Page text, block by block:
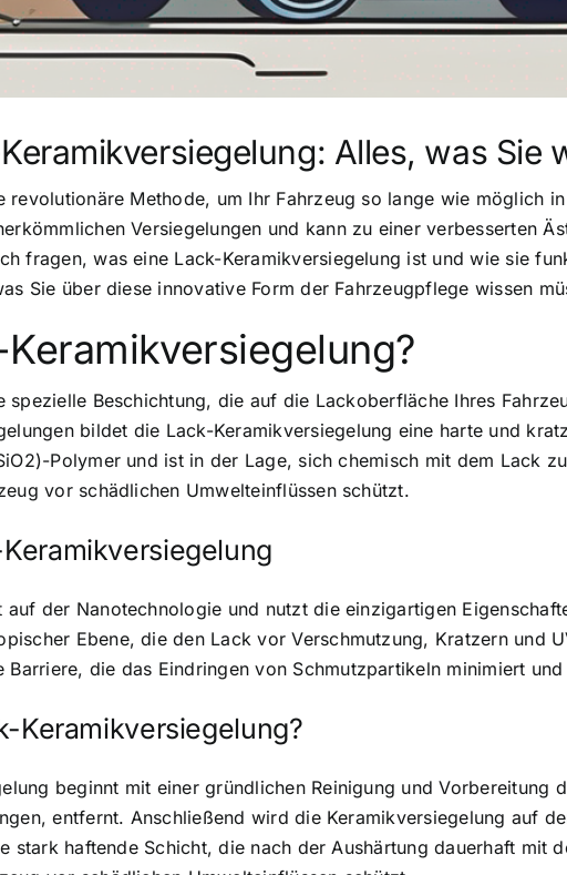
Alles, was Sie
revolutionäre Methode, um Ihr Fahrzeug so lange wie möglich
Versiegelungen und kann zu einer verbesserten
fragen, was eine Lack-Keramikversiegelung ist und wie sie
Sie über diese innovative Form der Fahrzeugpflege wissen
spezielle Beschichtung, die auf die Lackoberfläche Ihres
bildet die Lack-Keramikversiegelung eine harte und
Polymer und ist in der Lage, sich chemisch mit dem Lack
vor schädlichen Umwelteinflüssen schützt.
auf der Nanotechnologie und nutzt die einzigartigen
Ebene, die den Lack vor Verschmutzung, Kratzern und
die das Eindringen von Schmutzpartikeln minimiert
Keramikversiegelung?
beginnt mit einer gründlichen Reinigung und Vorbereitung
entfernt. Anschließend wird die Keramikversiegelung auf
stark haftende Schicht, die nach der Aushärtung dauerhaft mit